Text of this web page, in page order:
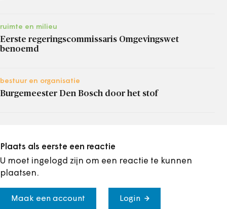
ruimte en milieu
Eerste regeringscommissaris Omgevingswet
benoemd
bestuur en organisatie
Burgemeester Den Bosch door het stof
Plaats als eerste een reactie
U moet ingelogd zijn om een reactie te kunnen
plaatsen.
Maak een account Login